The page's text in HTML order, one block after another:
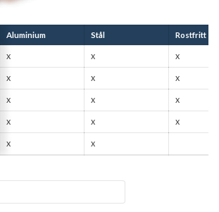
Aluminium Stål Rostfritt
x x x
x x x
x x x
x x x
x x